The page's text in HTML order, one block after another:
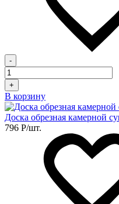
-
+
В корзину
Доска обрезная камерной
796 Р/шт.